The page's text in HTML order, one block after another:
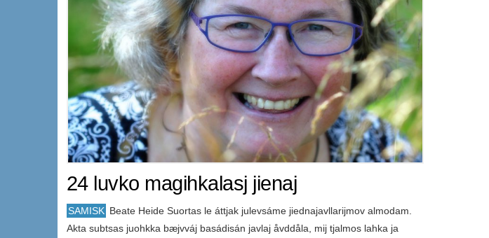
24 luvko magihkalasj jienaj
SAMISK Beate Heide Suortas le áttjak julevsáme jiednajavllarijmov almodam.
Akta subtsas juohkka bæjvváj basádisán javlaj åvddåla, mij tjalmos lahka ja